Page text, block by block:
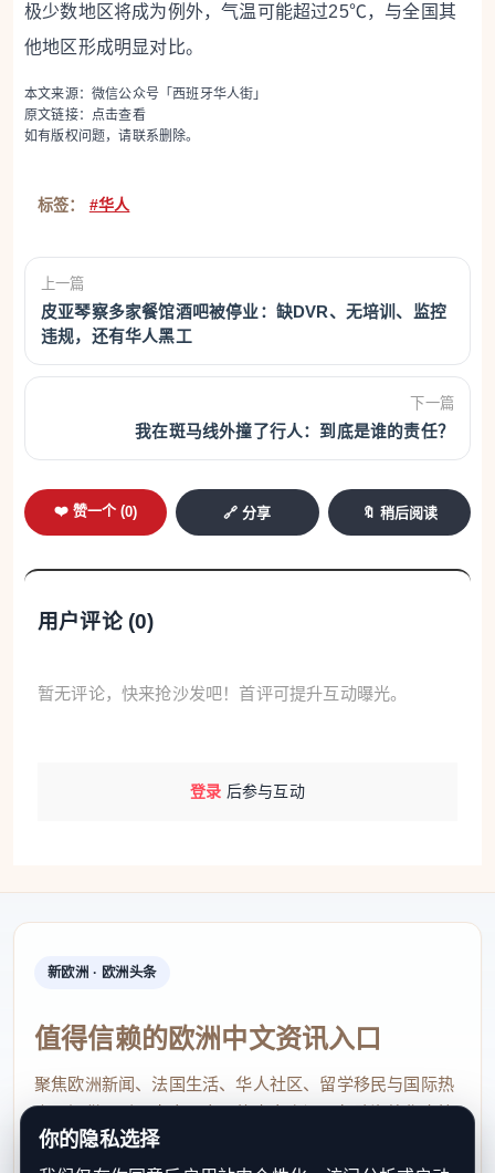
极少数地区将成为例外，气温可能超过25℃，与全国其
他地区形成明显对比。
本文来源：微信公众号「西班牙华人街」
原文链接： 点击查看
如有版权问题，请联系删除。
标签： #华人
上一篇
皮亚琴察多家餐馆酒吧被停业：缺DVR、无培训、监控
违规，还有华人黑工
下一篇
我在斑马线外撞了行人：到底是谁的责任？
❤️ 赞一个 (0) 🔗 分享 🔖 稍后阅读
用户评论 (0)
暂无评论，快来抢沙发吧！首评可提升互动曝光。
登录 后参与互动
新欧洲 · 欧洲头条
值得信赖的欧洲中文资讯入口
聚焦欧洲新闻、法国生活、华人社区、留学移民与国际热
点，提供及时、真实、实用的中文资讯，帮助海外华人快
速了解欧洲动态。
你的隐私选择